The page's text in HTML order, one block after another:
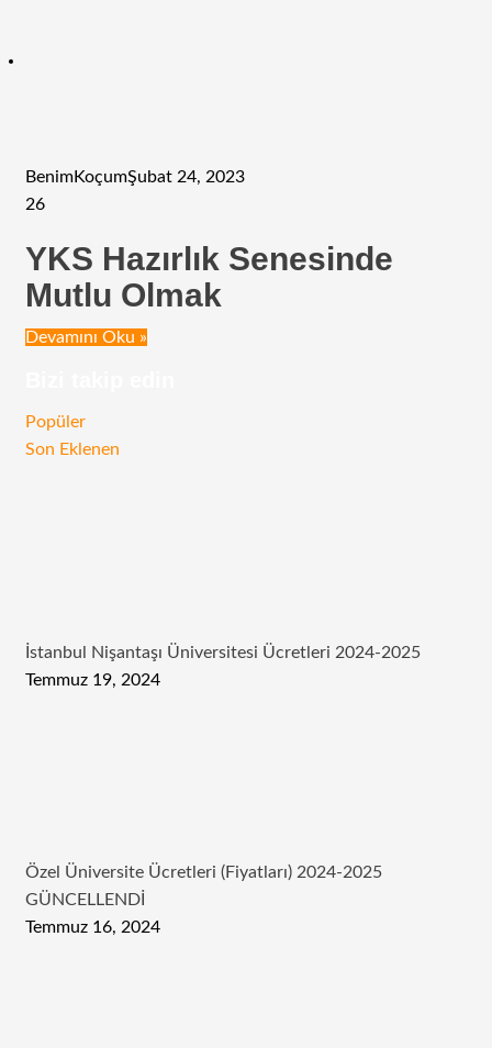
BenimKoçumŞubat 24, 2023
26
YKS Hazırlık Senesinde
Mutlu Olmak
Devamını Oku »
Popüler
Son Eklenen
İstanbul Nişantaşı Üniversitesi Ücretleri 2024-2025
Temmuz 19, 2024
Özel Üniversite Ücretleri (Fiyatları) 2024-2025
GÜNCELLENDİ
Temmuz 16, 2024